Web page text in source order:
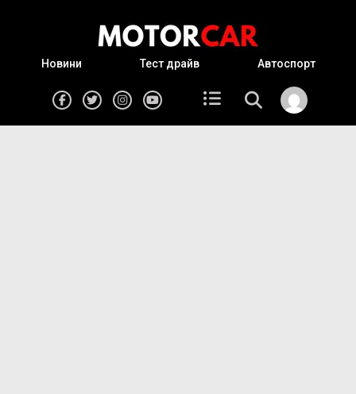
Новини Тест драйв Автоспорт